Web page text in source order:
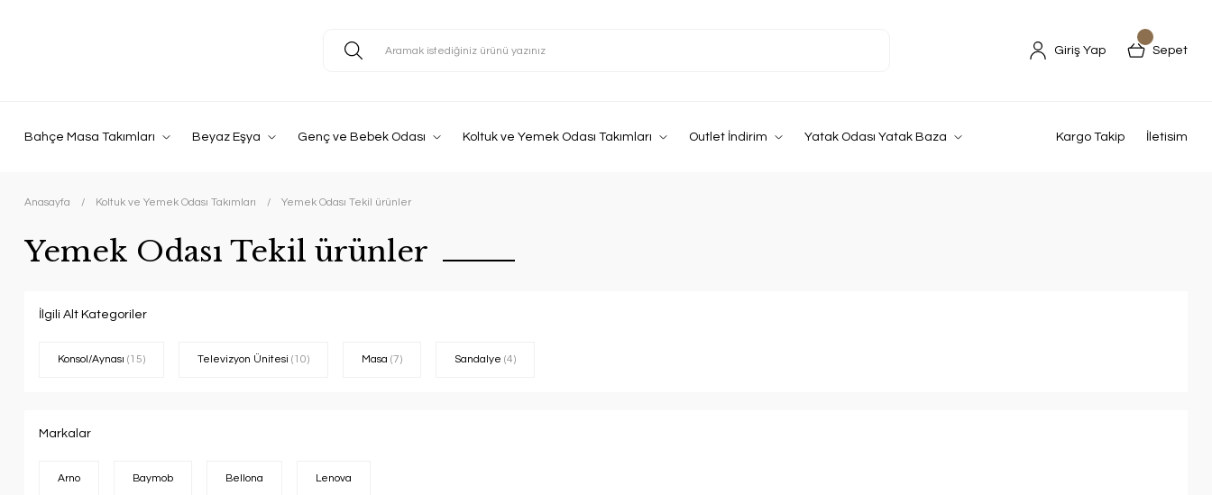
Giriş Yap Sepet
Bahçe Masa Takımları Beyaz Eşya Genç ve Bebek Odası Koltuk ve Yemek Odası Takımları Outlet İndirim Yatak Odası Yatak Baza Kargo Takip İletisim
Anasayfa Koltuk ve Yemek Odası Takımları Yemek Odası Tekil ürünler
Yemek Odası Tekil ürünler
İlgili Alt Kategoriler
Konsol/Aynası (15) Televizyon Ünitesi (10) Masa (7) Sandalye (4)
Markalar
Arno Baymob Bellona Lenova